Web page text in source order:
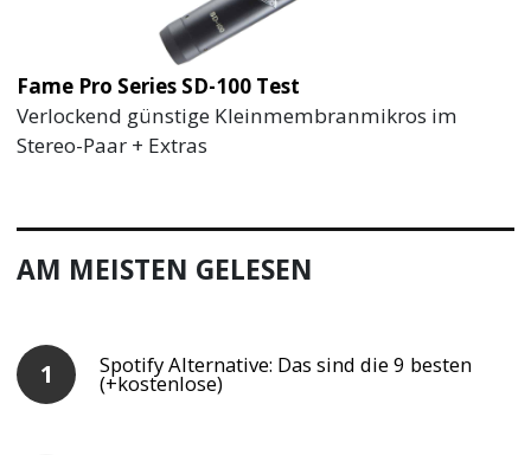
Fame Pro Series SD-100 Test
Verlockend günstige Kleinmembranmikros im
Stereo-Paar + Extras
AM MEISTEN GELESEN
Spotify Alternative: Das sind die 9 besten
(+kostenlose)